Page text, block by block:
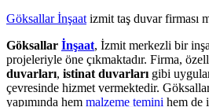
Göksallar İnşaat izmit taş duvar firması
Göksallar İnşaat, İzmit merkezli bir
projeleriyle öne çıkmaktadır. Firma,
duvarları, istinat duvarları gibi
çevresinde hizmet vermektedir.
yapımında hem malzeme temini hem de